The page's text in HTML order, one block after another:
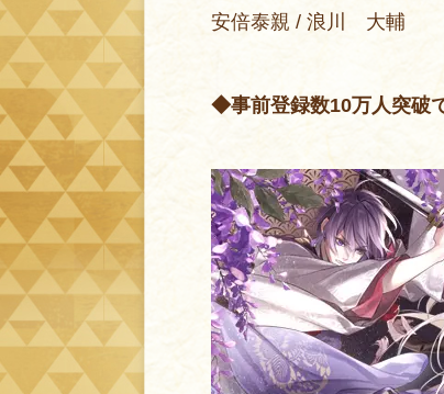
安倍泰親 / 浪川 大輔
◆事前登録数10万人突破